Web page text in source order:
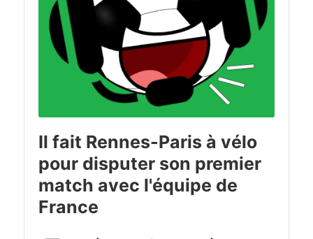
Il fait Rennes-Paris à vélo
pour disputer son premier
match avec l'équipe de
France